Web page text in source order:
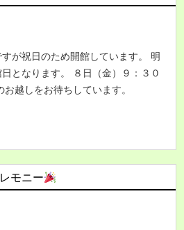
が祝日のため開館しています。 明
となります。 ８日（金）９：３０
越しをお待ちしています。
モニー